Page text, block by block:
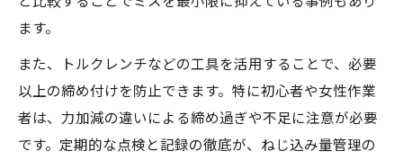
ます。
また、トルクレンチなどの工具を活用することで、必要
以上の締め付けを防止できます。特に初心者や女性作業
者は、力加減の違いによる締め過ぎや不足に注意が必要
です。定期的な点検と記録の徹底が、ねじ込み量管理の